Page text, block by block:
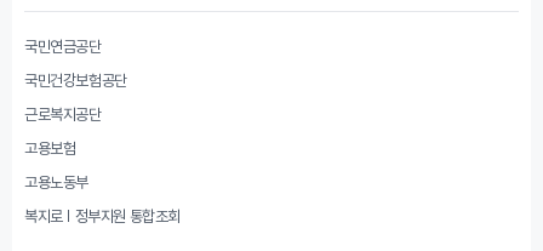
국민연금공단
국민건강보험공단
근로복지공단
고용보험
고용노동부
복지로 | 정부지원 통합조회